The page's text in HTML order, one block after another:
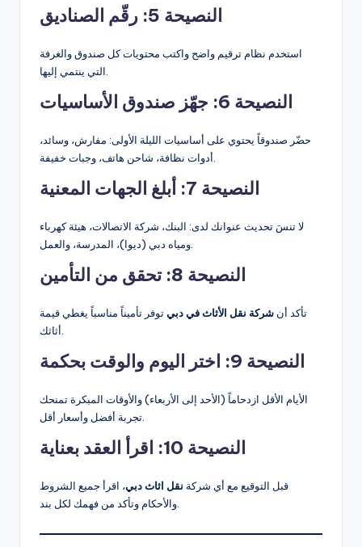
النصيحة 5: رقّم الصناديق
استخدم نظام ترقيم واضح واكتب محتويات كل صندوق والغرفة
النصيحة 6: جهّز صندوق الأساسيات
حضّر صندوقاً يحتوي على أساسيات الليلة الأولى: مفارش، وسائد،
النصيحة 7: أبلغ الجهات المعنية
لا تنسَ تحديث عنوانك لدى: البنك، شركة الاتصالات، هيئة كهرباء
النصيحة 8: تحقق من التأمين
تأكد أن شركة نقل الأثاث في دبيتوفر تأميناً مناسباً يغطي قيمة
النصيحة 9: اختر اليوم والوقت بحكمة
الأيام الأقل ازدحاماً (الأحد إلى الأربعاء) والأوقات المبكرة تمنحك
النصيحة 10: اقرأ العقد بعناية
قبل التوقيع مع أي شركة نقل اثاث دبي، اقرأ جميع الشروط